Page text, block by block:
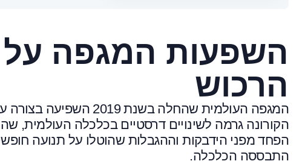
השפעות המגפה
הרכוש
המגפה העולמית שהחלה בשנת 2019 השפיעה בצורה עמוקה על שוק
הקורונה גרמה לשינויים דרסטיים בכלכלה העולמית,
הפחד מפני הידבקות וההגבלות שהוטלו על תנועה
התבססה הכלכלה.